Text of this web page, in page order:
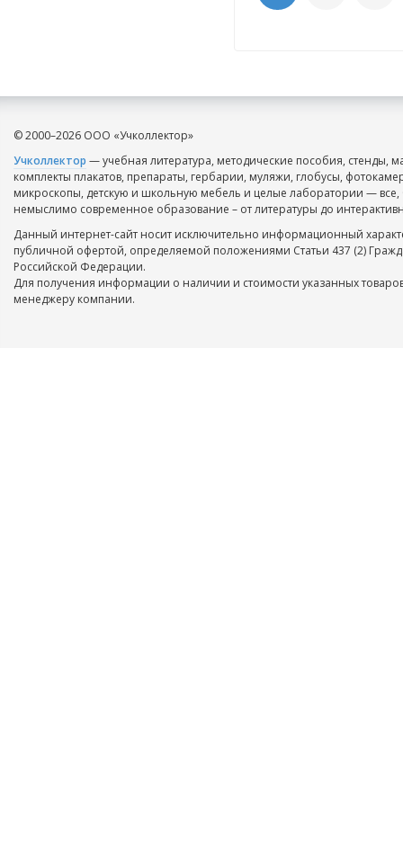
© 2000–2026 ООО «Учколлектор»
Учколлектор — учебная литература, методические пособия, стенды,
комплекты плакатов, препараты, гербарии, муляжи, глобусы,
микроскопы, детскую и школьную мебель и целые лаборатории — все,
немыслимо современное образование – от литературы до
Данный интернет-сайт носит исключительно информационный
публичной офертой, определяемой положениями Статьи 437 (2)
Российской Федерации.
Для получения информации о наличии и стоимости указанных
менеджеру компании.